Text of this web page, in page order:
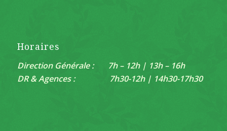
Horaires
Direction Générale : 7h – 12h | 13h – 16h
DR & Agences : 7h30-12h | 14h30-17h30